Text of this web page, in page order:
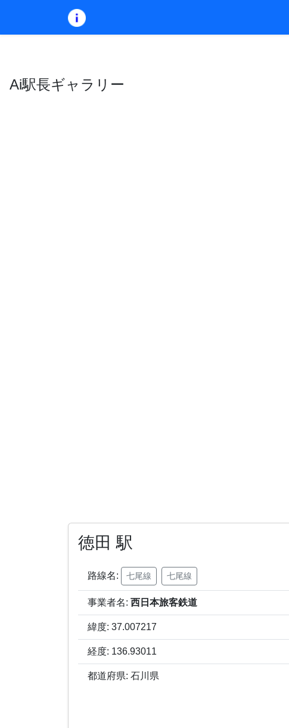
Ai駅長ギャラリー
徳田 駅
路線名: 七尾線 七尾線
事業者名: 西日本旅客鉄道
緯度: 37.007217
経度: 136.93011
都道府県: 石川県